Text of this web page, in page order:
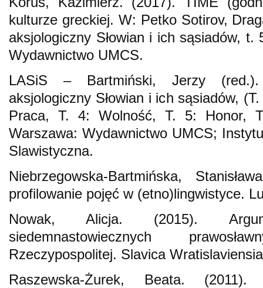
kulturze greckiej. W: Petko Sotirov,
aksjologiczny Słowian i ich sąsiadów,
Wydawnictwo UMCS.
LASiS – Bartmiński, Jerzy (red.).
aksjologiczny Słowian i ich sąsiadów,
Praca, T. 4: Wolność, T. 5: Honor,
Warszawa: Wydawnictwo UMCS;
Slawistyczna.
Niebrzegowska-Bartmińska,
profilowanie pojęć w (etno)lingwistyce.
Nowak, Alicja. (2015).
siedemnastowiecznych
Rzeczypospolitej. Slavica
Raszewska-Żurek, Beata.